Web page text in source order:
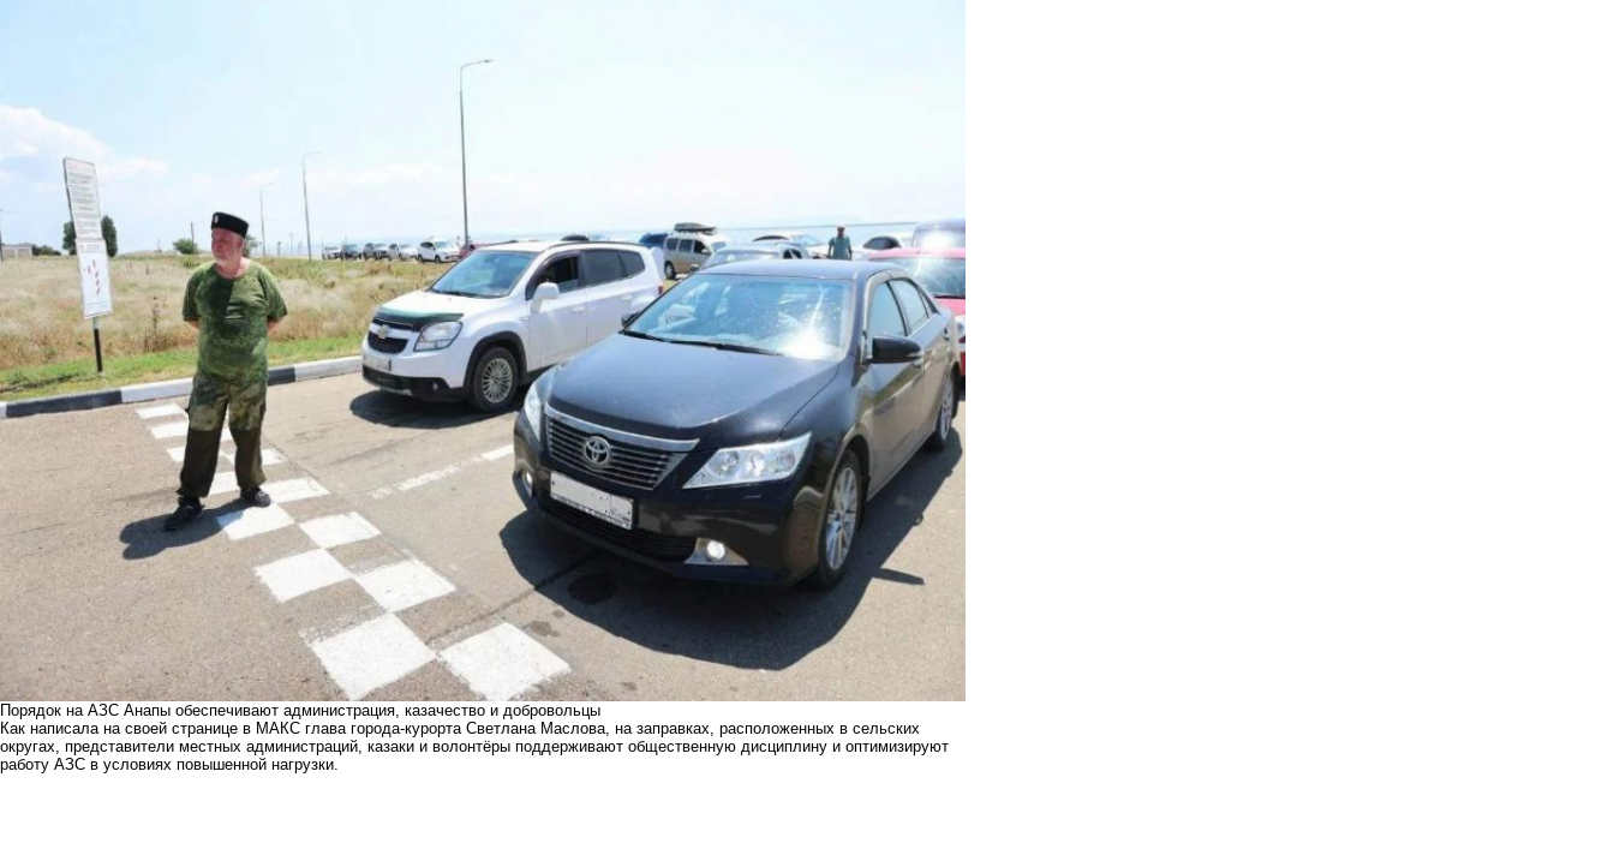
Порядок на АЗС Анапы обеспечивают администрация, казачество и добровольцы
Как написала на своей странице в МАКС глава города-курорта Светлана Маслова, на заправках, расположенных в сельских
округах, представители местных администраций, казаки и волонтёры поддерживают общественную дисциплину и оптимизируют
работу АЗС в условиях повышенной нагрузки.